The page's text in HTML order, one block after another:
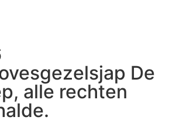
De
alle rechten